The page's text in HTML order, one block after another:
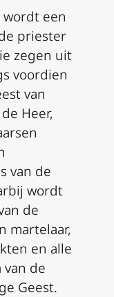
een
priester
zegen uit
voordien
van
Heer,
van de
wordt
de
martelaar,
en alle
van de
Geest.